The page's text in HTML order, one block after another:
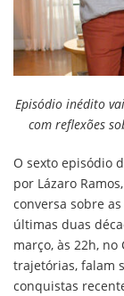
Episódio inédito
com reflexões
O sexto episódio
por Lázaro
conversa sobre
últimas duas
março, às 22h,
trajetórias, falam
conquistas